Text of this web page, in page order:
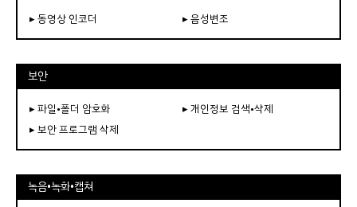
▸ 동영상 인코더 ▸ 음성변조
보안
▸ 파일•폴더 암호화
▸ 개인정보 검색•삭제
▸ 보안 프로그램 삭제
녹음•녹화•캡쳐